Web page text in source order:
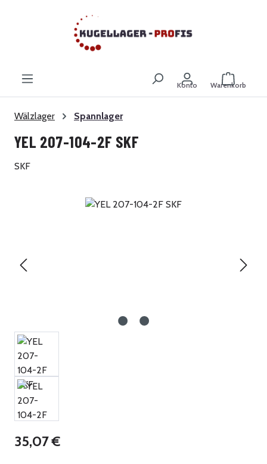
Zum Hauptinhalt springen
Konto Warenkorb
Wälzlager Spannlager
YEL 207-104-2F SKF
SKF
Bildergalerie überspringen
Regulärer Preis:
35,07 €